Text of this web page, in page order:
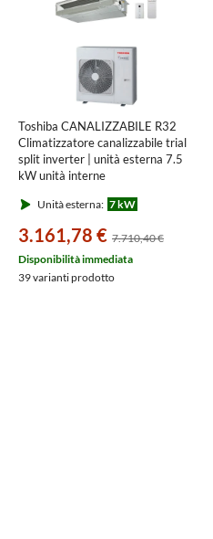
Toshiba CANALIZZABILE R32
Climatizzatore canalizzabile trial
split inverter | unità esterna 7.5
kW unità interne
3M26G3AVG-E+RAS-
Unità esterna: 7 kW
3.161,78 € 7.710,40 €
Disponibilità immediata
39 varianti prodotto